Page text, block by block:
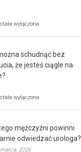
wyłączona
schudnąć bez
że jesteś ciągle na
wyłączona
mężczyźni powinni
odwiedzać urologa?
2026